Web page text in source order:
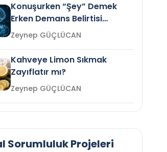
Konuşurken “Şey” Demek
Erken Demans Belirtisi
Olabilir mi?Zeynep GÜÇLÜCAN
Kahveye Limon Sıkmak
Zayıflatır mı?
Zeynep GÜÇLÜCAN
Sorumluluk Projeleri